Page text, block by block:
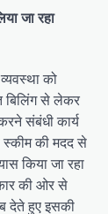
जा रहा
को
बिलिंग से लेकर
संबंधी कार्य
की मदद से
किया जा रहा
की ओर से
देते हुए इसकी